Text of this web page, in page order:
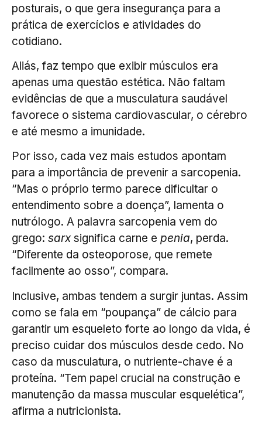
posturais, o que gera insegurança para a
prática de exercícios e atividades do
cotidiano.
Aliás, faz tempo que exibir músculos era
apenas uma questão estética. Não faltam
evidências de que a musculatura saudável
favorece o sistema cardiovascular, o cérebro
e até mesmo a imunidade.
Por isso, cada vez mais estudos apontam
para a importância de prevenir a sarcopenia.
“Mas o próprio termo parece dificultar o
entendimento sobre a doença”, lamenta o
nutrólogo. A palavra sarcopenia vem do
grego: sarxsignifica carne e penia, perda.
“Diferente da osteoporose, que remete
facilmente ao osso”, compara.
Inclusive, ambas tendem a surgir juntas. Assim
como se fala em “poupança” de cálcio para
garantir um esqueleto forte ao longo da vida, é
preciso cuidar dos músculos desde cedo. No
caso da musculatura, o nutriente-chave é a
proteína. “Tem papel crucial na construção e
manutenção da massa muscular esquelética”,
afirma a nutricionista.